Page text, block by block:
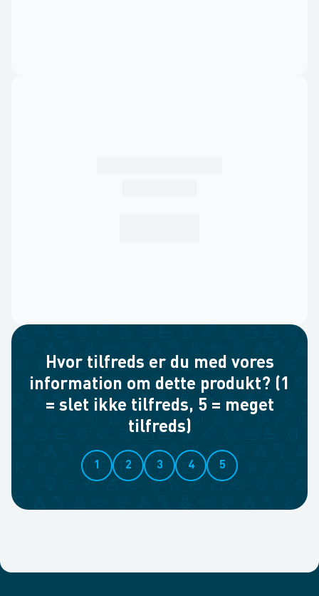
Hvor tilfreds er du med vores
information om dette produkt? (1
= slet ikke tilfreds, 5 = meget
tilfreds)
1 2 3 4 5